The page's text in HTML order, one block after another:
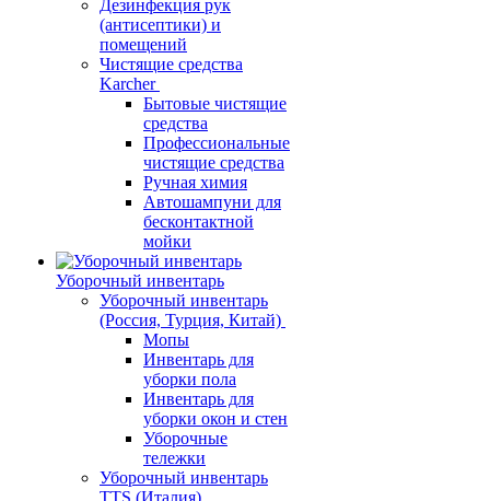
Дезинфекция рук
(антисептики) и
помещений
Чистящие средства
Karcher
Бытовые чистящие
средства
Профессиональные
чистящие средства
Ручная химия
Автошампуни для
бесконтактной
мойки
Уборочный инвентарь
Уборочный инвентарь
(Россия, Турция, Китай)
Мопы
Инвентарь для
уборки пола
Инвентарь для
уборки окон и стен
Уборочные
тележки
Уборочный инвентарь
TTS (Италия)